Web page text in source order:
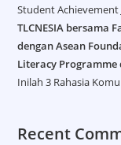
Student Achievement
TLCNESIA bersama
dengan Asean
Literacy Programme
Inilah 3 Rahasia
Recent